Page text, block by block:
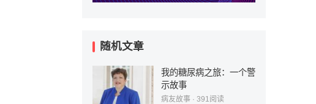
随机文章
我的糖尿病之旅：一个警
示故事
病友故事 · 391 阅读